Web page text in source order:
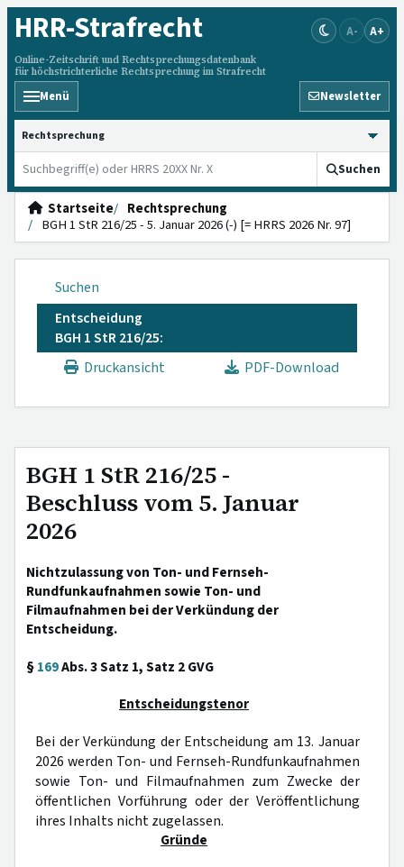
HRR-Strafrecht
Online-Zeitschrift und Rechtsprechungsdatenbank
für höchstrichterliche Rechtsprechung im Strafrecht
A- A+
Menü Newsletter
HRRS durchsuchen
Suchen
Startseite
Rechtsprechung
BGH 1 StR 216/25 - 5. Januar 2026 (-) [= HRRS 2026 Nr. 97]
Suchen
Entscheidung
BGH 1 StR 216/25:
Druckansicht
PDF-Download
BGH 1 StR 216/25 -
Beschluss vom 5. Januar
2026
Nichtzulassung von Ton- und Fernseh-
Rundfunkaufnahmen sowie Ton- und
Filmaufnahmen bei der Verkündung der
Entscheidung.
§169Abs. 3 Satz 1, Satz 2 GVG
Entscheidungstenor
Bei der Verkündung der Entscheidung am 13. Januar
2026 werden Ton- und Fernseh-Rundfunkaufnahmen
sowie Ton- und Filmaufnahmen zum Zwecke der
öffentlichen Vorführung oder der Veröffentlichung
ihres Inhalts nicht zugelassen.
Gründe